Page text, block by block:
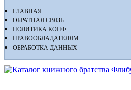
ГЛАВНАЯ
ОБРАТНАЯ СВЯЗЬ
ПОЛИТИКА КОНФ.
ПРАВООБЛАДАТЕЛЯМ
ОБРАБОТКА ДАННЫХ